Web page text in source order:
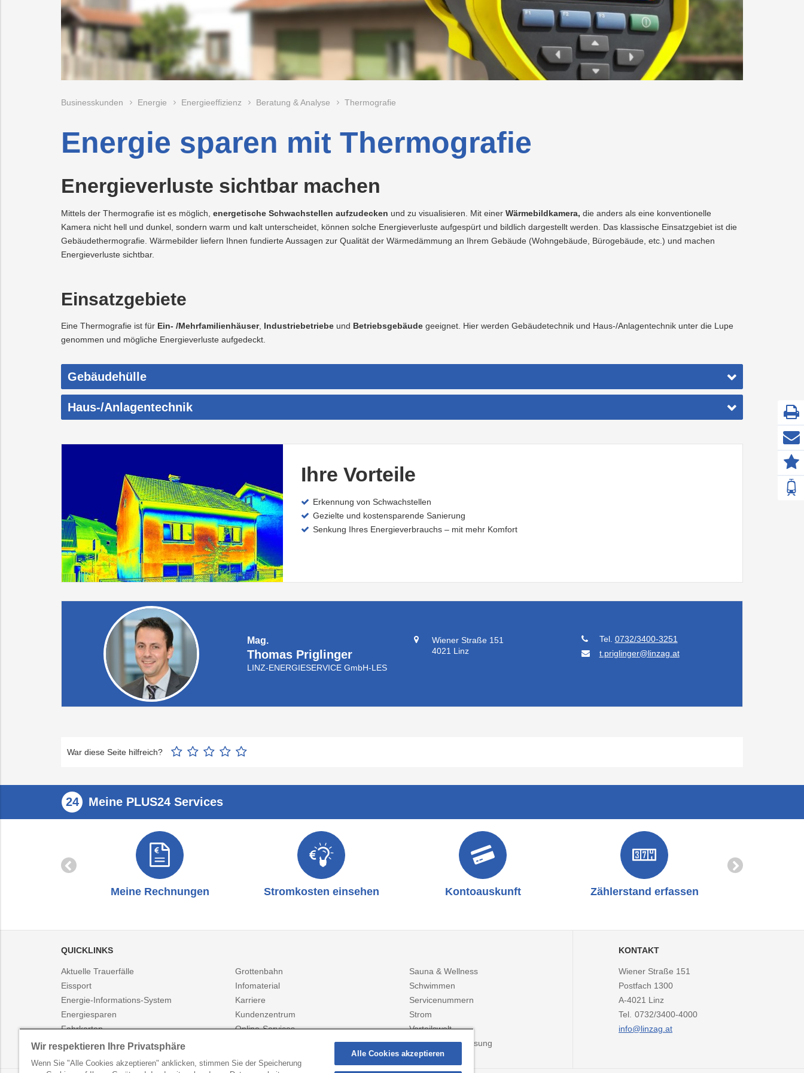
Recycling
Abfallberatung
Abfallvermeidung
Preise
&
Wartung
und
Überprüfung
Gasanlage
Strom
Aktionen
&
Förderungen
Energieberatung
Photovoltaik
E-
Mobilität
Hausbau
Online-
Services
Planauskunft
Mobilität
Fitness
Grottenbahn
PLUS24
Vorteilswelt
Ansprechpersonen
Förderungen
Ansprechpersonen
Wärme/Kälte
Energieeffizienz Altstoffsammelzentren
Beratung
Abfalltrennung
Recycling
&
Wasser
für
Wohnbauträger
Ladetarife
Services
SERVICE
GmbH
MANAGEMENTSERVICE
LINZ
GmbH
Nachhaltigkeit
Lehrlingsausbildung
Projekte
Neuland
Projekte
LINZ
WASSER
Projekte
LINZ
LINZ
AG-
Businesskunden Energie Energieeffizienz Beratung & Analyse Thermografie
Energie sparen mit Thermografie
Energieverluste sichtbar machen
Mittels der Thermografie ist es möglich, energetische Schwachstellen aufzudecken und zu visualisieren. Mit einer Wärmebildkamera, die anders als eine konventionelle
Kamera nicht hell und dunkel, sondern warm und kalt unterscheidet, können solche Energieverluste aufgespürt und bildlich dargestellt werden. Das klassische Einsatzgebiet ist die
Gebäudethermografie. Wärmebilder liefern Ihnen fundierte Aussagen zur Qualität der Wärmedämmung an Ihrem Gebäude (Wohngebäude, Bürogebäude, etc.) und machen
Energieverluste sichtbar.
Einsatzgebiete
Eine Thermografie ist für Ein- /Mehrfamilienhäuser, Industriebetriebe und Betriebsgebäude geeignet. Hier werden Gebäudetechnik und Haus-/Anlagentechnik unter die Lupe
genommen und mögliche Energieverluste aufgedeckt.
Gebäudehülle
Haus-/Anlagentechnik
Ihre Vorteile
Erkennung von Schwachstellen
Gezielte und kostensparende Sanierung
Senkung Ihres Energieverbrauchs – mit mehr Komfort
Mag.
Thomas Priglinger
LINZ-ENERGIESERVICE GmbH-LES
Wiener Straße 151
4021 Linz
Tel. 0732/3400-3251
t.priglinger@linzag.at
War diese Seite hilfreich?
Meine PLUS24 Services
Meine Rechnungen Stromkosten einsehen Kontoauskunft Zählerstand erfassen
QUICKLINKS
Aktuelle Trauerfälle
Eissport
Energie-Informations-System
Energiesparen
Fahrkarten
Fahrplanauskunft
Grottenbahn
Infomaterial
Karriere
Kundenzentrum
Online-Services
Sauna & Wellness
Schwimmen
Servicenummern
Strom
Vorteilswelt
Zählerstanderfassung
KONTAKT
Wiener Straße 151
Postfach 1300
A-4021 Linz
Tel. 0732/3400-4000
info@linzag.at
Wir respektieren Ihre Privatsphäre
Wenn Sie "Alle Cookies akzeptieren" anklicken, stimmen Sie der Speicherung
Alle Cookies akzeptieren